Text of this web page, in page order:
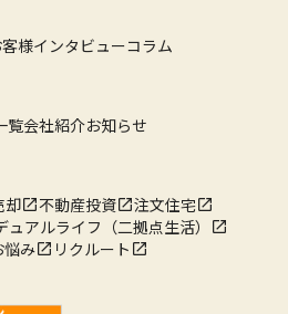
客様インタビューコラム
覧会社紹介お知らせ
却 不動産投資
注文住宅
ュアルライフ（二拠点生活）
悩み
リクルート